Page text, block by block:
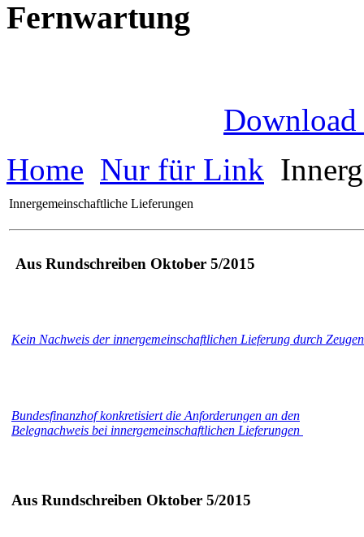
Fernwartung
Download
Home Nur für Link
Innergemeinschaftliche Lieferungen
Aus Rundschreiben Oktober 5/2015
Kein Nachweis der innergemeinschaftlichen Lieferung durch
Bundesfinanzhof konkretisiert die Anforderungen an den
Belegnachweis bei innergemeinschaftlichen Lieferungen
Aus Rundschreiben Oktober 5/2015